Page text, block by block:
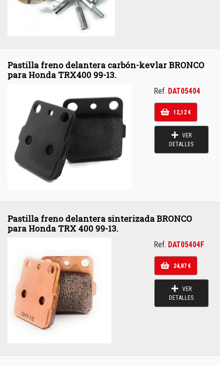
Pastilla freno delantera carbón-kevlar BRONCO
para Honda TRX400 99-13.
Ref. DAT05404
12,12 €
VER
DETALLES
Pastilla freno delantera sinterizada BRONCO
para Honda TRX 400 99-13.
Ref. DAT05404F
24,87 €
VER
DETALLES